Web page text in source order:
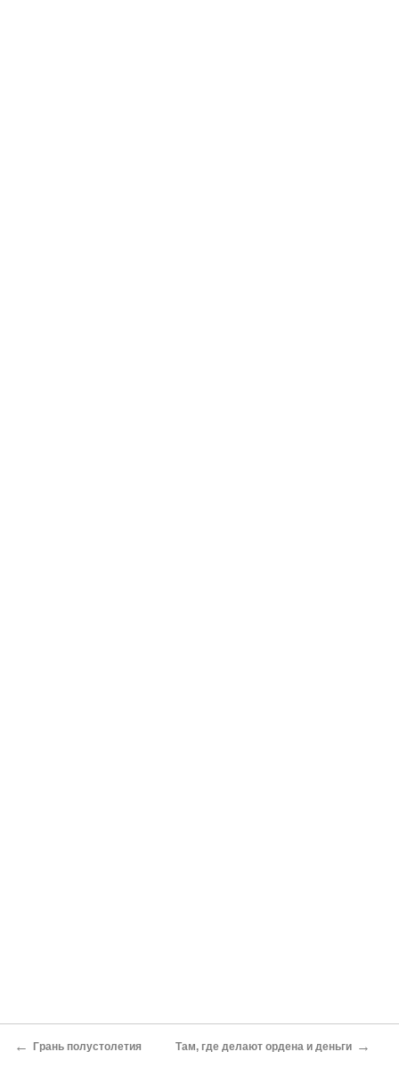
← Грань полустолетия Там, где делают ордена и деньги →